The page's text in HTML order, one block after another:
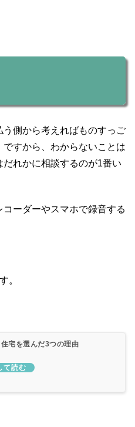
側から考えればものすっご
すから、わからないことは
れかに相談するのが1番い
ーダーやスマホで録音する
。
宅を選んだ3つの理由